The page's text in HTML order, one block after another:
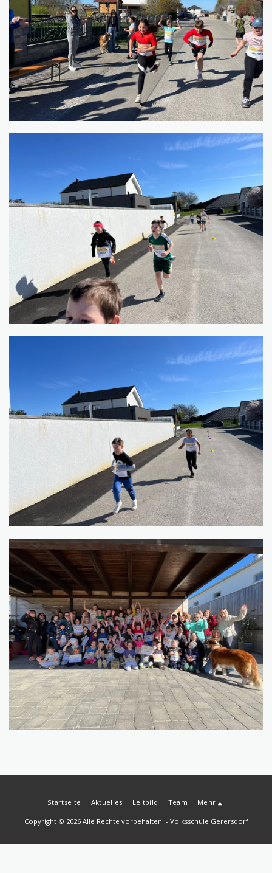
Startseite Aktuelles Leitbild Team Mehr
Copyright © 2026 Alle Rechte vorbehalten. - Volksschule Gerersdorf